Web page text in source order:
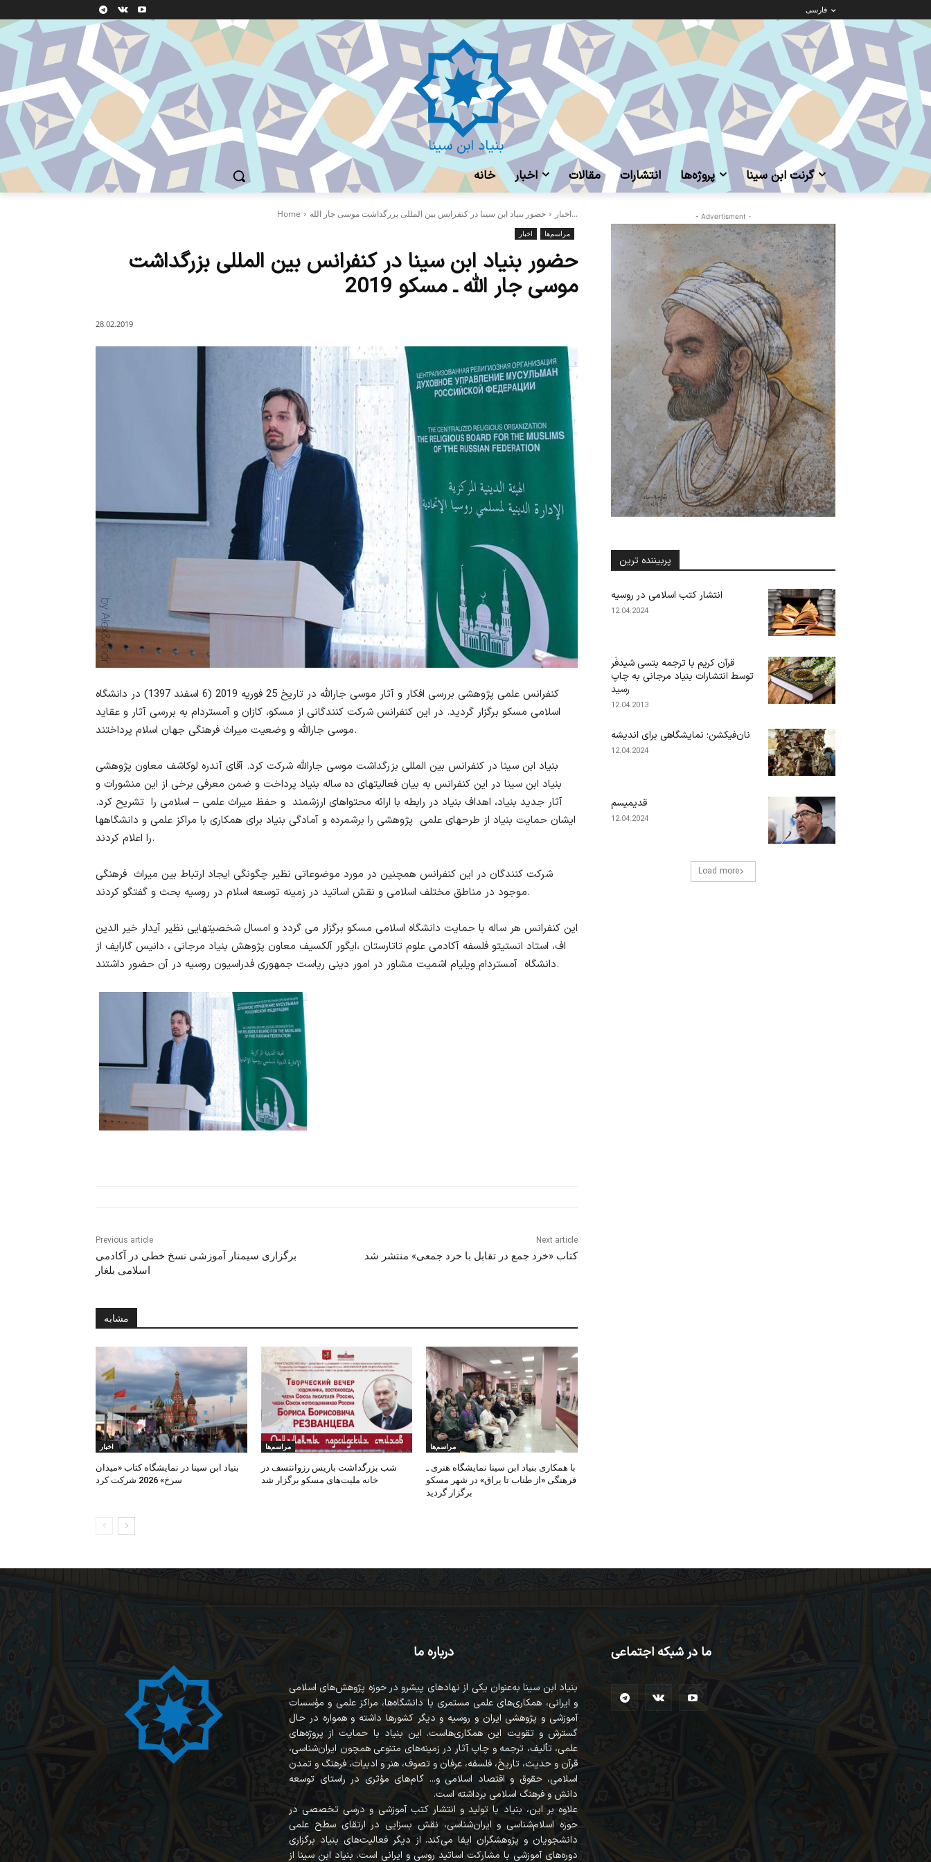
فارسی
بنیاد ابن سینا
خانه اخبار مقالات انتشارات پروژه‌ها گرنت ابن‌ سینا
Home اخبارحضور بنیاد ابن سینا در کنفرانس بین المللی بزرگداشت موسی جار الله...
اخبار مراسم‌ها
حضور بنیاد ابن سینا در کنفرانس بین المللی بزرگداشت
موسی جار الله ـ مسکو 2019
28.02.2019
کنفرانس علمی پژوهشی بررسی افکار و آثار موسی جارالله در تاریخ 25 فوریه 2019 (6 اسفند 1397) در دانشگاه
اسلامی مسکو برگزار گردید. در این کنفرانس شرکت کنندگانی از مسکو، کازان و آمستردام به بررسی آثار و عقاید
موسی جارالله و وضعیت میراث فرهنگی جهان اسلام پرداختند.
بنیاد ابن سینا در کنفرانس بین المللی بزرگداشت موسی جارالله شرکت کرد. آقای آندره لوکاشف معاون پژوهشی
بنیاد ابن سینا در این کنفرانس به بیان فعالیتهای ده ساله بنیاد پرداخت و ضمن معرفی برخی از این منشورات و
آثار جدید بنیاد، اهداف بنیاد در رابطه با ارائه محتواهای ارزشمند و حفظ میراث علمی – اسلامی را تشریح کرد.
ایشان حمایت بنیاد از طرحهای علمی پژوهشی را برشمرده و آمادگی بنیاد برای همکاری با مراکز علمی و دانشگاهها
را اعلام کردند.
شرکت کنندگان در این کنفرانس همچنین در مورد موضوعاتی نظیر چگونگی ایجاد ارتباط بین میراث فرهنگی
موجود در مناطق مختلف اسلامی و نقش اساتید در زمینه توسعه اسلام در روسیه بحث و گفتگو کردند.
این کنفرانس هر ساله با حمایت دانشگاه اسلامی مسکو برگزار می گردد و امسال شخصیتهایی نظیر آیدار خیر الدین
اف، استاد انستیتو فلسفه آکادمی علوم تاتارستان ،ایگور آلکسیف معاون پژوهش بنیاد مرجانی ، دانیس گارایف از
دانشگاه آمستردام ویلیام اشمیت مشاور در امور دینی ریاست جمهوری فدراسیون روسیه در آن حضور داشتند.
Previous article
برگزاری سیمنار آموزشی نسخ خطی در آکادمی
اسلامی بلغار
Next article
کتاب «خرد جمع در تقابل با خرد جمعی» منتشر شد
مشابه
اخبار
بنیاد ابن‌ سینا در نمایشگاه کتاب «میدان
سرخ» 2026 شرکت کرد
مراسم‌ها
شب بزرگداشت باریس رزوانتسف در
خانه ملیت‌های مسکو برگزار شد
مراسم‌ها
با همکاری بنیاد ابن سینا نمایشگاه هنری ـ
فرهنگی «از طناب تا یراق» در شهر مسکو
برگزار گردید
- Advertisment -
پربیننده ترین
انتشار کتب اسلامی در روسیه
12.04.2024
قرآن کریم با ترجمه بتسی شیدفَر
توسط انتشارات بنیاد مرجانی به چاپ
رسید
12.04.2013
نان‌فیکشن؛ نمایشگاهی برای اندیشه
12.04.2024
قدیمیسم
12.04.2024
Load more
درباره ما
بنیاد ابن سینا به‌عنوان یکی از نهادهای پیشرو در حوزه پژوهش‌های اسلامی
و ایرانی، همکاری‌های علمی مستمری با دانشگاه‌ها، مراکز علمی و مؤسسات
آموزشی و پژوهشی ایران و روسیه و دیگر کشورها داشته و همواره در حال
گسترش و تقویت این همکاری‌هاست. این بنیاد با حمایت از پروژه‌های
علمی، تألیف، ترجمه و چاپ آثار در زمینه‌های متنوعی همچون ایران‌شناسی،
قرآن‌ و حدیث، تاریخ، فلسفه، عرفان و تصوف، هنر و ادبیات، فرهنگ و تمدن
اسلامی، حقوق و اقتصاد اسلامی و... گام‌های مؤثری در راستای توسعه
دانش و فرهنگ اسلامی برداشته است.
علاوه بر این، بنیاد با تولید و انتشار کتب آموزشی و درسی تخصصی در
حوزه اسلام‌شناسی و ایران‌شناسی، نقش بسزایی در ارتقای سطح علمی
دانشجویان و پژوهشگران ایفا می‌کند. از دیگر فعالیت‌های بنیاد برگزاری
دوره‌های آموزشی با مشارکت اساتید روسی و ایرانی است. بنیاد ابن سینا از
ما در شبکه اجتماعی